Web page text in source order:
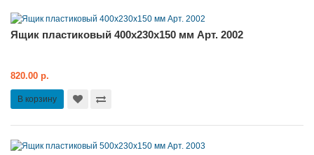
Ящик пластиковый 400x230x150 мм Арт. 2002
820.00 р.
В корзину